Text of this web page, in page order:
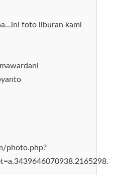
foto liburan kami
photo.php?